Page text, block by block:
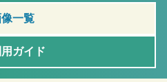
一覧
ガイド